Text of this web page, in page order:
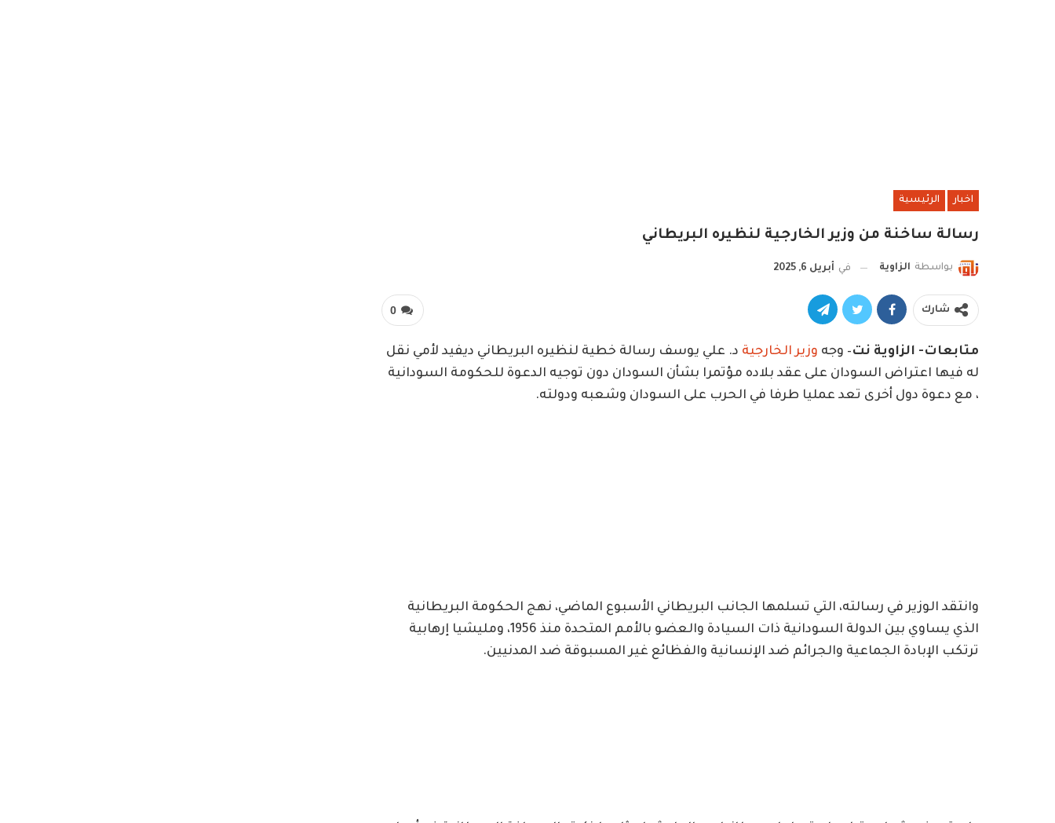
اخبار الرئيسية
رسالة ساخنة من وزير الخارجية لنظيره البريطاني
بواسطة الزاوية في أبريل 6, 2025
0 شارك
متابعات- الزاوية نت– وجه وزير الخارجية د. علي يوسف رسالة خطية لنظيره البريطاني ديفيد لأمي نقل
له فيها اعتراض السودان على عقد بلاده مؤتمرا بشأن السودان دون توجيه الدعوة للحكومة السودانية
، مع دعوة دول أخرى تعد عمليا طرفا في الحرب على السودان وشعبه ودولته.
وانتقد الوزير في رسالته، التي تسلمها الجانب البريطاني الأسبوع الماضي، نهج الحكومة البريطانية
الذي يساوي بين الدولة السودانية ذات السيادة والعضو بالأمم المتحدة منذ 1956، ومليشيا إرهابية
ترتكب الإبادة الجماعية والجرائم ضد الإنسانية والفظائع غير المسبوقة ضد المدنيين.